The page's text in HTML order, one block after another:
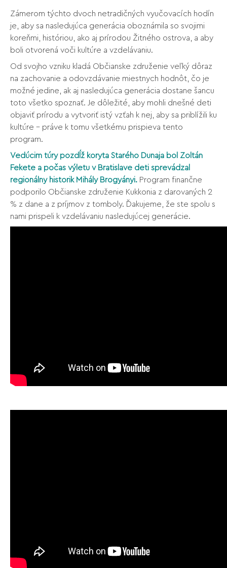
Zámerom týchto dvoch netradičných vyučovacích hodín
je, aby sa nasledujúca generácia oboznámila so svojimi
koreňmi, históriou, ako aj prírodou Žitného ostrova, a aby
boli otvorená voči kultúre a vzdelávaniu.
Od svojho vzniku kladá Občianske združenie veľký dôraz
na zachovanie a odovzdávanie miestnych hodnôt, čo je
možné jedine, ak aj nasledujúca generácia dostane šancu
toto všetko spoznať. Je dôležité, aby mohli dnešné deti
objaviť prírodu a vytvoriť istý vzťah k nej, aby sa priblížili ku
kultúre – práve k tomu všetkému prispieva tento
program.
Vedúcim túry pozdĺž koryta Starého Dunaja bol Zoltán
Fekete a počas výletu v Bratislave deti sprevádzal
regionálny historik Mihály Brogyányi. Program finančne
podporilo Občianske združenie Kukkonia z darovaných 2
% z dane a z príjmov z tomboly. Ďakujeme, že ste spolu s
nami prispeli k vzdelávaniu nasledujúcej generácie.